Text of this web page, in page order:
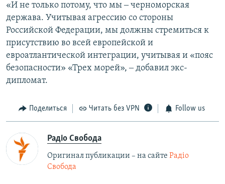
«И не только потому, что мы ‒ черноморская
держава. Учитывая агрессию со стороны
Российской Федерации, мы должны стремиться к
присутствию во всей европейской и
евроатлантической интеграции, учитывая и «пояс
безопасности» «Трех морей», ‒ добавил экс-
дипломат.
Поделиться Читать без VPN Follow us
Радіо Свобода
Оригинал публикации – на сайте Радіо
Свобода